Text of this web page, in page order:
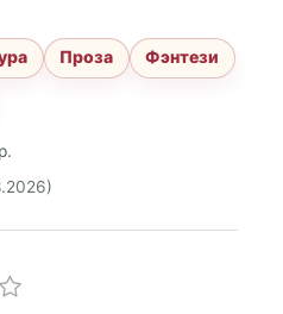
Проза
Фэнтези